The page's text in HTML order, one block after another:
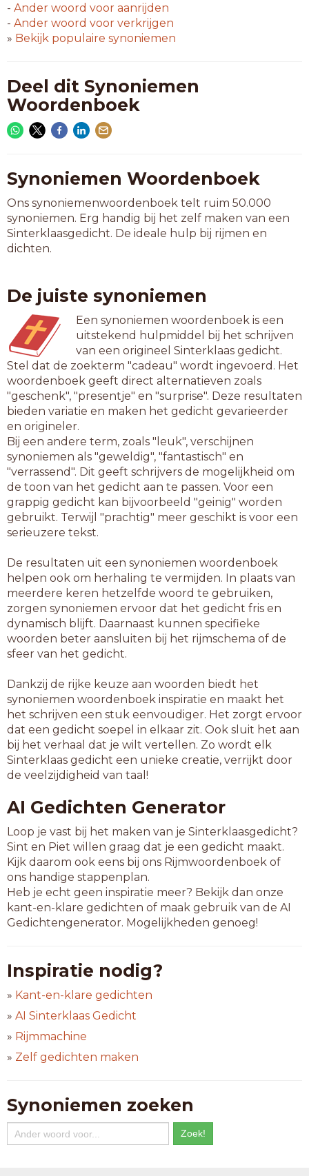
- Ander woord voor aanrijden
- Ander woord voor verkrijgen
» Bekijk populaire synoniemen
Deel dit Synoniemen
Woordenboek
Synoniemen Woordenboek
Ons synoniemenwoordenboek telt ruim 50.000
synoniemen. Erg handig bij het zelf maken van een
Sinterklaasgedicht. De ideale hulp bij rijmen en
dichten.
De juiste synoniemen
Een synoniemen woordenboek is een
uitstekend hulpmiddel bij het schrijven
van een origineel Sinterklaas gedicht.
Stel dat de zoekterm "cadeau" wordt ingevoerd. Het
woordenboek geeft direct alternatieven zoals
"geschenk", "presentje" en "surprise". Deze resultaten
bieden variatie en maken het gedicht gevarieerder
en origineler.
Bij een andere term, zoals "leuk", verschijnen
synoniemen als "geweldig", "fantastisch" en
"verrassend". Dit geeft schrijvers de mogelijkheid om
de toon van het gedicht aan te passen. Voor een
grappig gedicht kan bijvoorbeeld "geinig" worden
gebruikt. Terwijl "prachtig" meer geschikt is voor een
serieuzere tekst.
De resultaten uit een synoniemen woordenboek
helpen ook om herhaling te vermijden. In plaats van
meerdere keren hetzelfde woord te gebruiken,
zorgen synoniemen ervoor dat het gedicht fris en
dynamisch blijft. Daarnaast kunnen specifieke
woorden beter aansluiten bij het rijmschema of de
sfeer van het gedicht.
Dankzij de rijke keuze aan woorden biedt het
synoniemen woordenboek inspiratie en maakt het
het schrijven een stuk eenvoudiger. Het zorgt ervoor
dat een gedicht soepel in elkaar zit. Ook sluit het aan
bij het verhaal dat je wilt vertellen. Zo wordt elk
Sinterklaas gedicht een unieke creatie, verrijkt door
de veelzijdigheid van taal!
AI Gedichten Generator
Loop je vast bij het maken van je Sinterklaasgedicht?
Sint en Piet willen graag dat je een gedicht maakt.
Kijk daarom ook eens bij ons Rijmwoordenboek of
ons handige stappenplan.
Heb je echt geen inspiratie meer? Bekijk dan onze
kant-en-klare gedichten of maak gebruik van de AI
Gedichtengenerator. Mogelijkheden genoeg!
Inspiratie nodig?
» Kant-en-klare gedichten
» AI Sinterklaas Gedicht
» Rijmmachine
» Zelf gedichten maken
Synoniemen zoeken